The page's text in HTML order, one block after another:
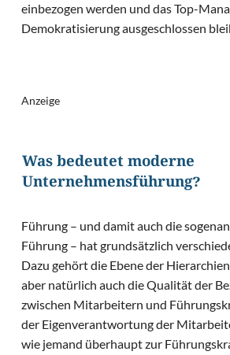
einbezogen werden und das Top-
Demokratisierung ausgeschlossen
Anzeige
Was bedeutet moderne
Unternehmensführung?
Führung – und damit auch die
Führung – hat grundsätzlich
Dazu gehört die Ebene der
aber natürlich auch die Qualität der
zwischen Mitarbeitern und
der Eigenverantwortung der
wie jemand überhaupt zur